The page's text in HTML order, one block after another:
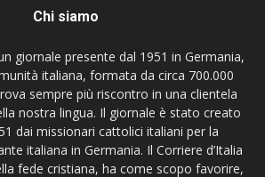
Chi siamo
giornale presente dal 1951 in Germania,
italiana, formata da circa 700.000
sempre più riscontro in una clientela
nostra lingua. Il giornale è stato creato
dai missionari cattolici italiani per la
italiana in Germania. Il Corriere d’Italia
fede cristiana, ha come scopo favorire,